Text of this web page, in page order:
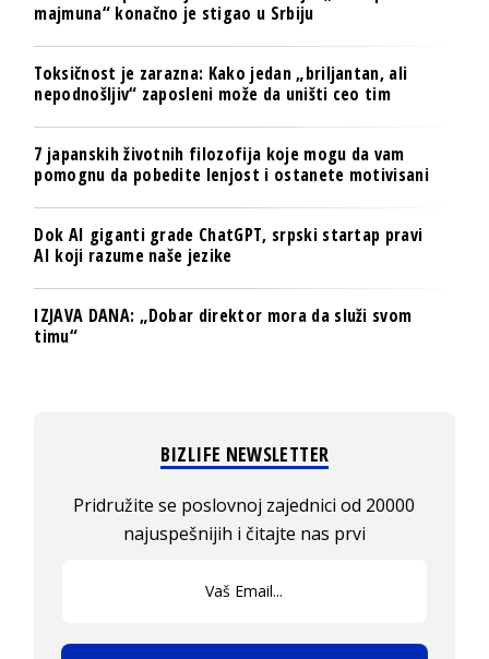
majmuna“ konačno je stigao u Srbiju
Toksičnost je zarazna: Kako jedan „briljantan, ali
nepodnošljiv“ zaposleni može da uništi ceo tim
7 japanskih životnih filozofija koje mogu da vam
pomognu da pobedite lenjost i ostanete motivisani
Dok AI giganti grade ChatGPT, srpski startap pravi
AI koji razume naše jezike
IZJAVA DANA: „Dobar direktor mora da služi svom
timu“
BIZLIFE NEWSLETTER
Pridružite se poslovnoj zajednici od 20000
najuspešnijih i čitajte nas prvi